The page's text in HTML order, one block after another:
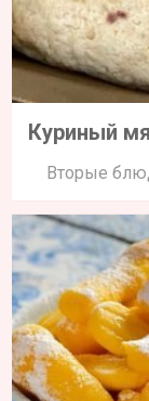
Куриный
Вторые